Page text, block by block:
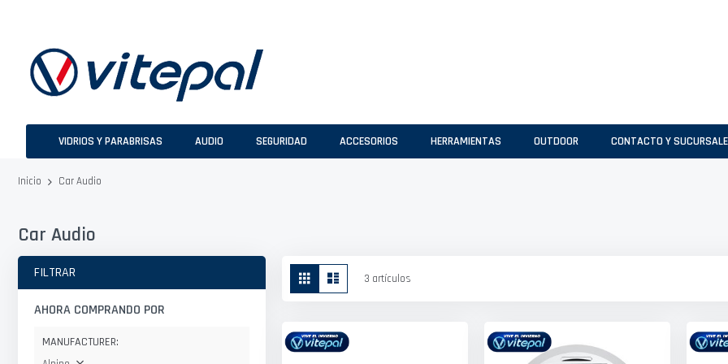
VIDRIOS Y PARABRISAS AUDIO SEGURIDAD ACCESORIOS HERRAMIENTAS OUTDOOR CONTACTO Y
Inicio Car Audio
Car Audio
Ver
como
Parrilla 3 artículos
FILTRAR
AHORA COMPRANDO POR
MANUFACTURER